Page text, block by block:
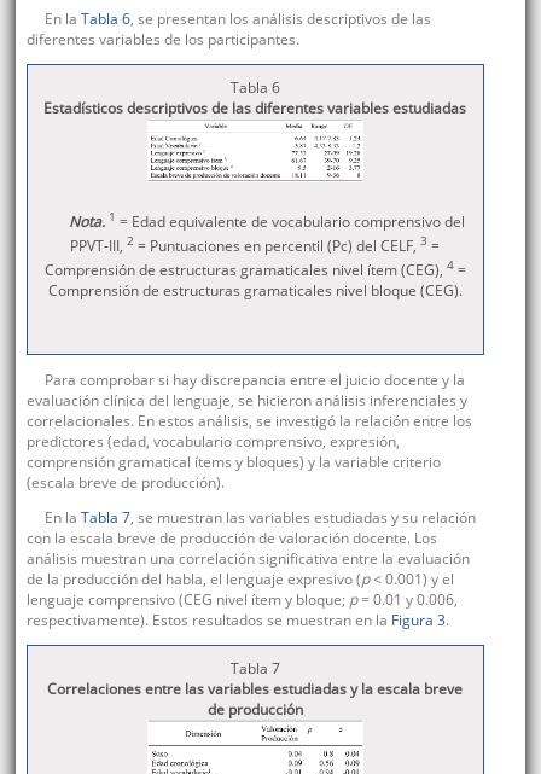
En la Tabla 6, se presentan los análisis descriptivos de las
diferentes variables de los participantes.
Tabla 6
Estadísticos descriptivos de las diferentes variables estudiadas
Nota. 1 = Edad equivalente de vocabulario comprensivo del
PPVT-III,2 = Puntuaciones en percentil (Pc) del CELF,3 =
Comprensión de estructuras gramaticales nivel ítem (CEG), 4=
Comprensión de estructuras gramaticales nivel bloque (CEG).
Para comprobar si hay discrepancia entre el juicio docente y la
evaluación clínica del lenguaje, se hicieron análisis inferenciales y
correlacionales. En estos análisis, se investigó la relación entre los
predictores (edad, vocabulario comprensivo, expresión,
comprensión gramatical ítems y bloques) y la variable criterio
(escala breve de producción).
En la Tabla 7, se muestran las variables estudiadas y su relación
con la escala breve de producción de valoración docente. Los
análisis muestran una correlación significativa entre la evaluación
de la producción del habla, el lenguaje expresivo (p< 0.001) y el
lenguaje comprensivo (CEG nivel ítem y bloque; p= 0.01 y 0.006,
respectivamente). Estos resultados se muestran en la Figura 3.
Tabla 7
Correlaciones entre las variables estudiadas y la escala breve
de producción